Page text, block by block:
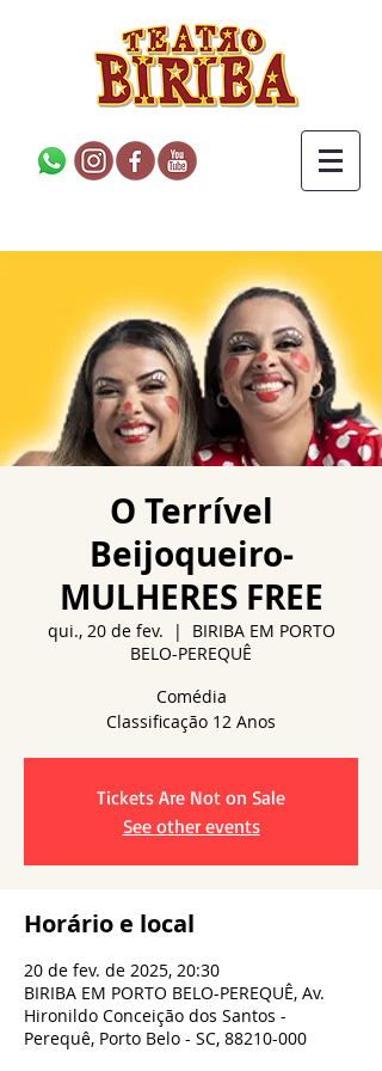
O Terrível
Beijoqueiro-
MULHERES FREE
qui., 20 de fev.
  |
BIRIBA EM PORTO
BELO-PEREQUÊ
Comédia
Tickets Are Not on Sale
See other events
Horário e local
20 de fev. de 2025, 20:30
BIRIBA EM PORTO BELO-PEREQUÊ, Av.
Hironildo Conceição dos Santos -
Perequê, Porto Belo - SC, 88210-000